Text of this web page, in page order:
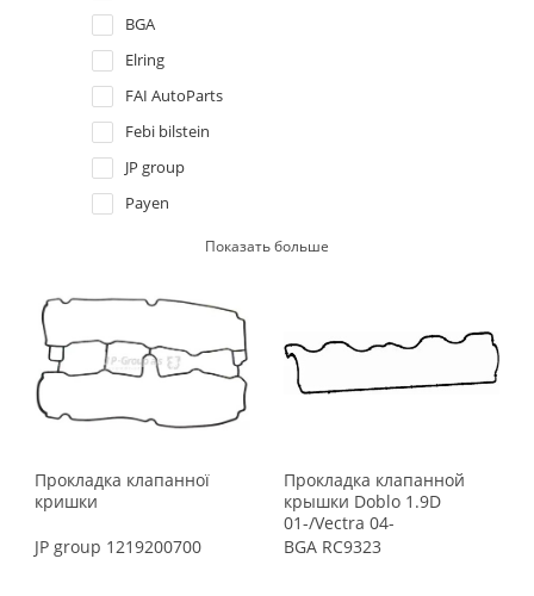
2002
2001
2000
1999
BGA
Elring
FAI AutoParts
Febi bilstein
JP group
Payen
Показать больше
Прокладка клапанної
кришки
JP group 1219200700
Прокладка клапанной
крышки Doblo 1.9D
01-/Vectra 04-
BGA RC9323